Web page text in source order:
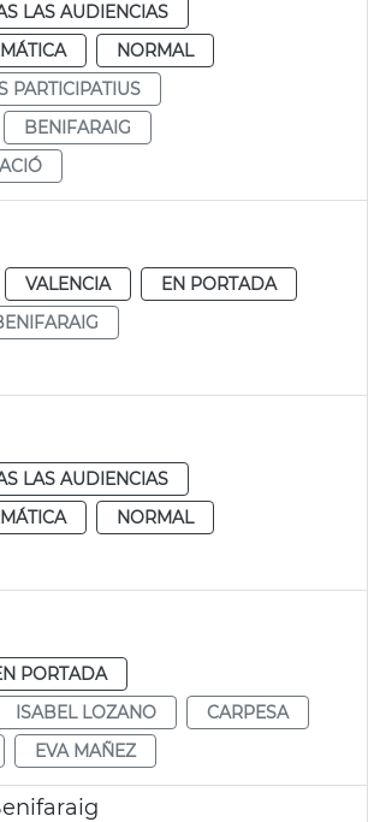
LAS AUDIENCIAS
NORMAL
PARTICIPATIUS
BENIFARAIG
VALENCIA
EN PORTADA
LAS AUDIENCIAS
NORMAL
PORTADA
ISABEL LOZANO
CARPESA
EVA MAÑEZ